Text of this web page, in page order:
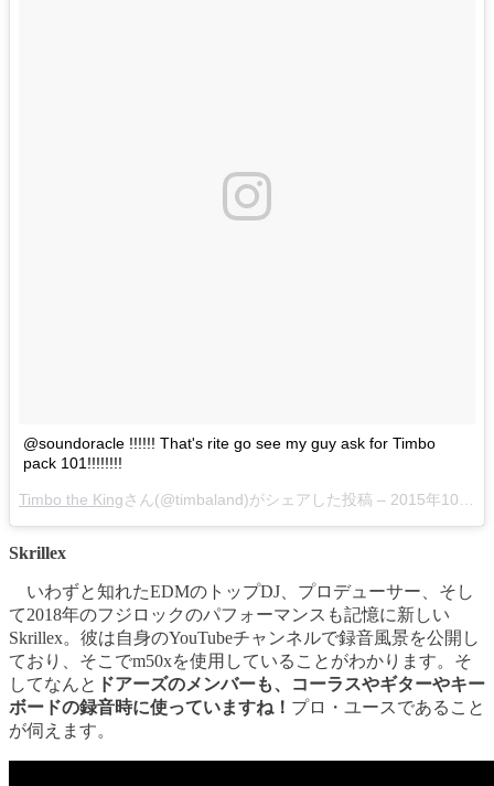
@soundoracle !!!!!! That's rite go see my guy ask for Timbo
pack 101!!!!!!!!
Timbo the Kingさん(@timbaland)がシェアした投稿 – 2015年10月月20日午前10時07分PDT
Skrillex
いわずと知れたEDMのトップDJ、プロデューサー、そし
て2018年のフジロックのパフォーマンスも記憶に新しい
Skrillex。彼は自身のYouTubeチャンネルで録音風景を公開し
ており、そこでm50xを使用していることがわかります。そ
してなんと ドアーズのメンバーも、コーラスやギターやキー
ボードの録音時に使っていますね！ プロ・ユースであること
が伺えます。